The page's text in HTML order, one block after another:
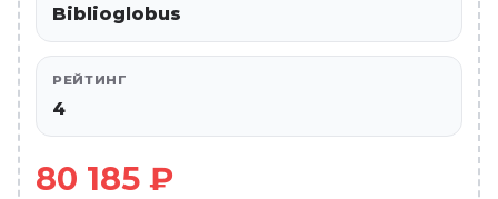
Biblioglobus
РЕЙТИНГ
4
80 185 ₽